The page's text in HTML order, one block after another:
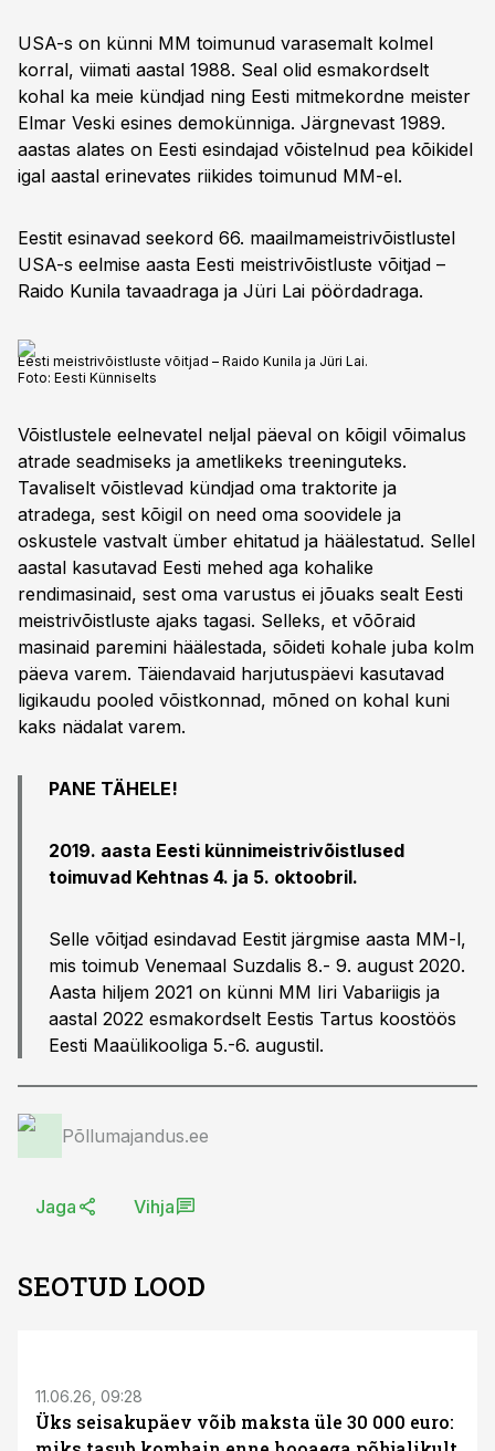
USA-s on künni MM toimunud varasemalt kolmel
korral, viimati aastal 1988. Seal olid esmakordselt
kohal ka meie kündjad ning Eesti mitmekordne meister
Elmar Veski esines demokünniga. Järgnevast 1989.
aastas alates on Eesti esindajad võistelnud pea kõikidel
igal aastal erinevates riikides toimunud MM-el.
Eestit esinavad seekord 66. maailmameistrivõistlustel
USA-s eelmise aasta Eesti meistrivõistluste võitjad –
Raido Kunila tavaadraga ja Jüri Lai pöördadraga.
Eesti meistrivõistluste võitjad – Raido Kunila ja Jüri Lai.
Foto: Eesti Künniselts
Võistlustele eelnevatel neljal päeval on kõigil võimalus
atrade seadmiseks ja ametlikeks treeninguteks.
Tavaliselt võistlevad kündjad oma traktorite ja
atradega, sest kõigil on need oma soovidele ja
oskustele vastvalt ümber ehitatud ja häälestatud. Sellel
aastal kasutavad Eesti mehed aga kohalike
rendimasinaid, sest oma varustus ei jõuaks sealt Eesti
meistrivõistluste ajaks tagasi. Selleks, et võõraid
masinaid paremini häälestada, sõideti kohale juba kolm
päeva varem. Täiendavaid harjutuspäevi kasutavad
ligikaudu pooled võistkonnad, mõned on kohal kuni
kaks nädalat varem.
PANE TÄHELE!
2019. aasta Eesti künnimeistrivõistlused
toimuvad Kehtnas 4. ja 5. oktoobril.
Selle võitjad esindavad Eestit järgmise aasta MM-l,
mis toimub Venemaal Suzdalis 8.- 9. august 2020.
Aasta hiljem 2021 on künni MM Iiri Vabariigis ja
aastal 2022 esmakordselt Eestis Tartus koostöös
Eesti Maaülikooliga 5.-6. augustil.
Põllumajandus.ee
Jaga Vihja
SEOTUD LOOD
11.06.26, 09:28
Üks seisakupäev võib maksta üle 30 000 euro: